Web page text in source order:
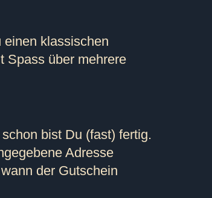
klassischen
Spass über mehrere
bist Du (fast) fertig.
Adresse
der Gutschein